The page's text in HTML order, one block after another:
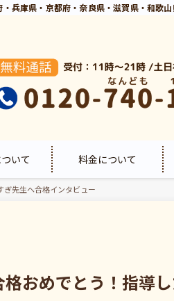
兵庫県・京都府・奈良県・滋賀県・和
いて 料金について
ぎ先生へ合格インタビュー
格おめでとう！指導